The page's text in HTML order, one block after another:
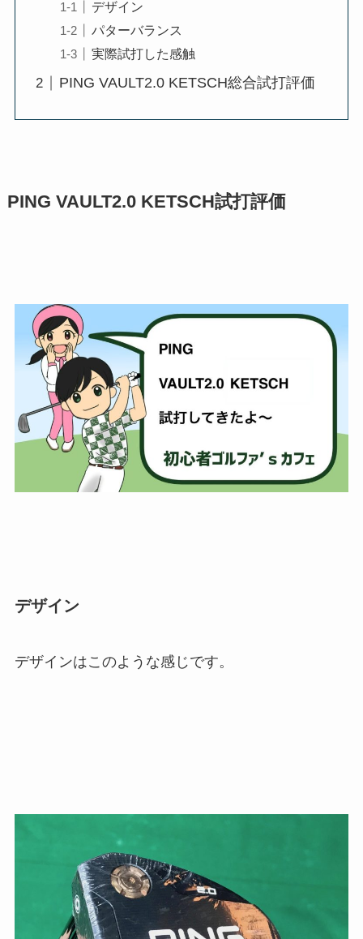
デザイン
パターバランス
実際試打した感触
PING VAULT2.0 KETSCH総合試打評価
PING VAULT2.0 KETSCH試打評価
デザイン
デザインはこのような感じです。